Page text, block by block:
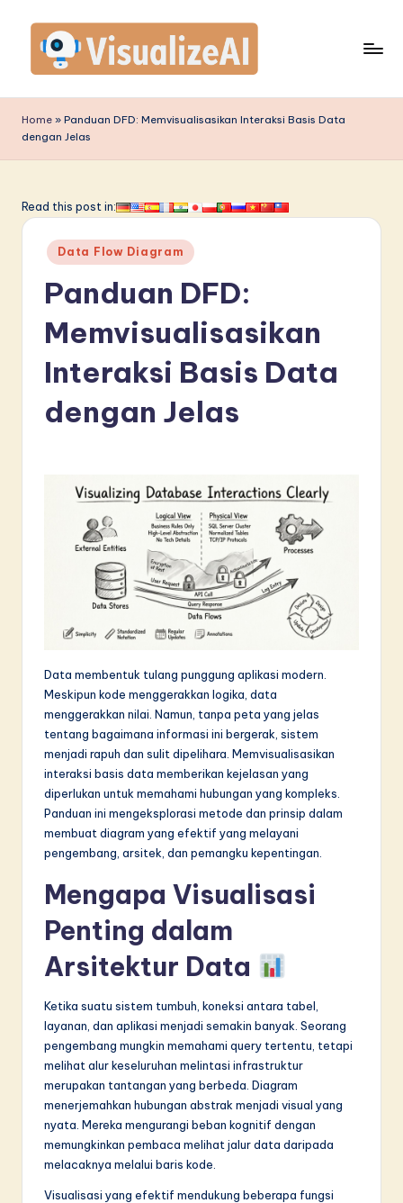
content
is
u
li
A
in
A
&
w
Home » Panduan DFD: Memvisualisasikan Interaksi Basis Data
dengan Jelas
Read this post in:
Posted
in
Data Flow Diagram
Panduan DFD:
Memvisualisasikan
Interaksi Basis Data
dengan Jelas
Data membentuk tulang punggung aplikasi modern.
Meskipun kode menggerakkan logika, data
menggerakkan nilai. Namun, tanpa peta yang jelas
tentang bagaimana informasi ini bergerak, sistem
menjadi rapuh dan sulit dipelihara. Memvisualisasikan
interaksi basis data memberikan kejelasan yang
diperlukan untuk memahami hubungan yang kompleks.
Panduan ini mengeksplorasi metode dan prinsip dalam
membuat diagram yang efektif yang melayani
pengembang, arsitek, dan pemangku kepentingan.
Mengapa Visualisasi
Penting dalam
Arsitektur Data
Ketika suatu sistem tumbuh, koneksi antara tabel,
layanan, dan aplikasi menjadi semakin banyak. Seorang
pengembang mungkin memahami query tertentu, tetapi
melihat alur keseluruhan melintasi infrastruktur
merupakan tantangan yang berbeda. Diagram
menerjemahkan hubungan abstrak menjadi visual yang
nyata. Mereka mengurangi beban kognitif dengan
memungkinkan pembaca melihat jalur data daripada
melacaknya melalui baris kode.
Visualisasi yang efektif mendukung beberapa fungsi